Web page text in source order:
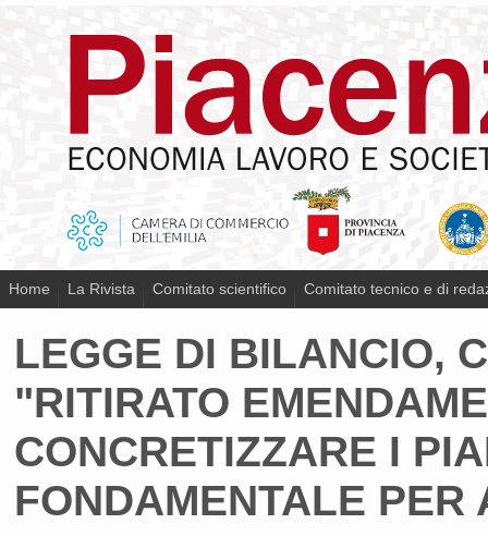
Home La Rivista Comitato scientifico Comitato tecnico e di
LEGGE DI BILANCIO,
"RITIRATO
CONCRETIZZARE I
FONDAMENTALE PER